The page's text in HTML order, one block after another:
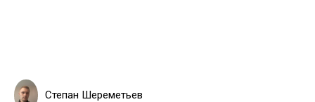
Степан Шереметьев